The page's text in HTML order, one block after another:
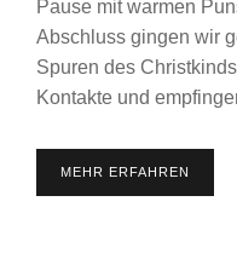
Pause mit warmen
Abschluss gingen wir
Spuren des
Kontakte und
MEHR ERFAHREN